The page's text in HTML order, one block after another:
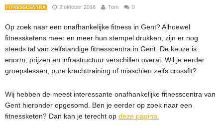
FITNESSCENTRA 2 oktober 2016 Tom 0
Op zoek naar een onafhankelijke fitness in Gent? Alhoewel
fitnessketens meer en meer hun stempel drukken, zijn er nog
steeds tal van zelfstandige fitnesscentra in Gent. De keuze is
enorm, prijzen en infrastructuur verschillen overal. Wil je eerder
groepslessen, pure krachttraining of misschien zelfs crossfit?
Wij hebben de meest interessante onafhankelijke fitnesscentra van
Gent hieronder opgesomd. Ben je eerder op zoek naar een
fitnessketen? Dan kan je terecht op deze pagina.